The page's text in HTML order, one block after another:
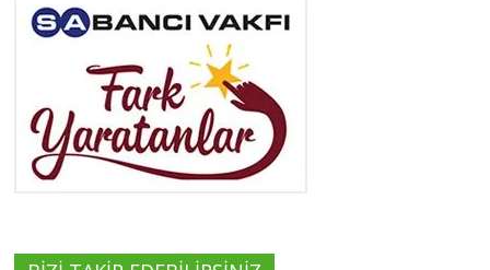
Yeşilist
Tüm yazıları görüntüle